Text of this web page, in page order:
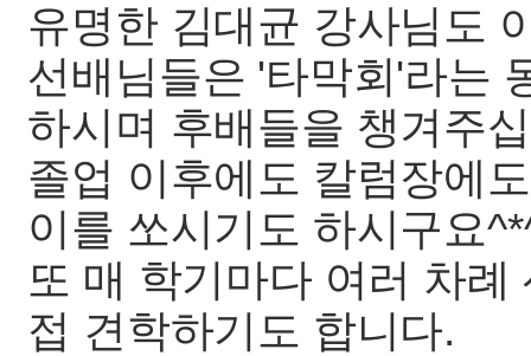
유명한 김대균 강사님도
선배님들은 '타막회'라는
하시며 후배들을 챙겨주
졸업 이후에도 칼럼장에
이를 쏘시기도 하시구요
또 매 학기마다 여러 차
접 견학하기도 합니다.